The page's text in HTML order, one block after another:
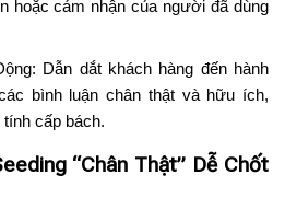
hoặc cảm nhận của người đã dùng
Dẫn dắt khách hàng đến hành
bình luận chân thật và hữu ích,
cấp bách.
“Chân Thật” Dễ Chốt